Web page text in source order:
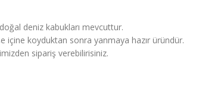
deniz kabukları mevcuttur.
içine koyduktan sonra yanmaya hazır üründür.
sipariş verebilirisiniz.